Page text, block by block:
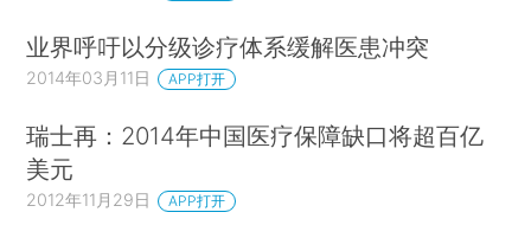
业界呼吁以分级诊疗体系缓解医患冲突
2014年03月11日 APP打开
瑞士再：2014年中国医疗保障缺口将超百亿
美元
2012年11月29日 APP打开